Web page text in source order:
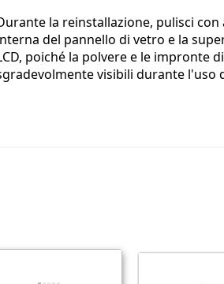
la reinstallazione, pulisci
del pannello di vetro e la
poiché la polvere e le impronte
visibili durante l'uso